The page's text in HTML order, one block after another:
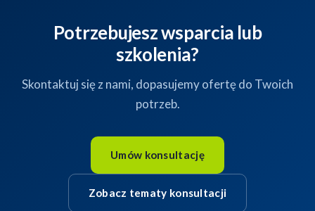
Potrzebujesz wsparcia lub
szkolenia?
Skontaktuj się z nami, dopasujemy ofertę do Twoich
potrzeb.
Umów konsultację
Zobacz tematy konsultacji